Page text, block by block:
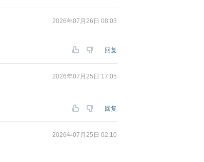
2026年07月26日 08:03
回复
2026年07月25日 17:05
回复
2026年07月25日 02:10